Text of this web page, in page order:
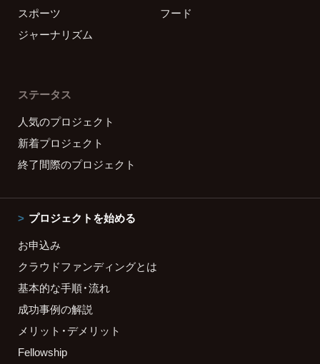
スポーツ
フード
ジャーナリズム
ステータス
人気のプロジェクト
新着プロジェクト
終了間際のプロジェクト
プロジェクトを始める
お申込み
クラウドファンディングとは
基本的な手順・流れ
成功事例の解説
メリット・デメリット
Fellowship